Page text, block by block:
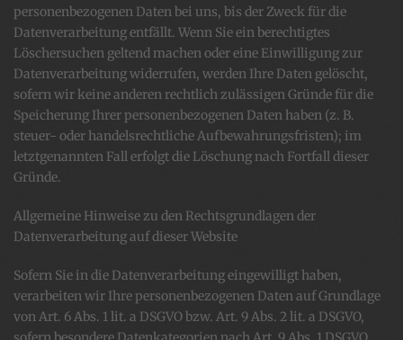
personenbezogenen Daten bei uns, bis der Zweck für die
Datenverarbeitung entfällt. Wenn Sie ein berechtigtes
Löschersuchen geltend machen oder eine Einwilligung zur
Datenverarbeitung widerrufen, werden Ihre Daten gelöscht,
sofern wir keine anderen rechtlich zulässigen Gründe für die
Speicherung Ihrer personenbezogenen Daten haben (z. B.
steuer- oder handelsrechtliche Aufbewahrungsfristen); im
letztgenannten Fall erfolgt die Löschung nach Fortfall dieser
Gründe.
Allgemeine Hinweise zu den Rechtsgrundlagen der
Datenverarbeitung auf dieser Website
Sofern Sie in die Datenverarbeitung eingewilligt haben,
verarbeiten wir Ihre personenbezogenen Daten auf Grundlage
von Art. 6 Abs. 1 lit. a DSGVO bzw. Art. 9 Abs. 2 lit. a DSGVO,